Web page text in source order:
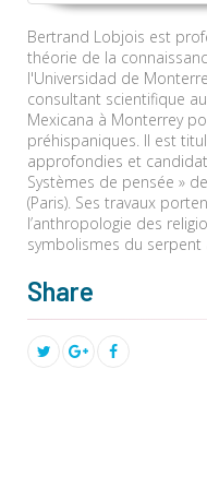
Bertrand Lobjois est
théorie de la
l'Universidad de
consultant scientifique
Mexicana à Monterrey
préhispaniques. Il est
approfondies et
Systèmes de pensée »
(Paris). Ses travaux
l’anthropologie des
symbolismes du
Share